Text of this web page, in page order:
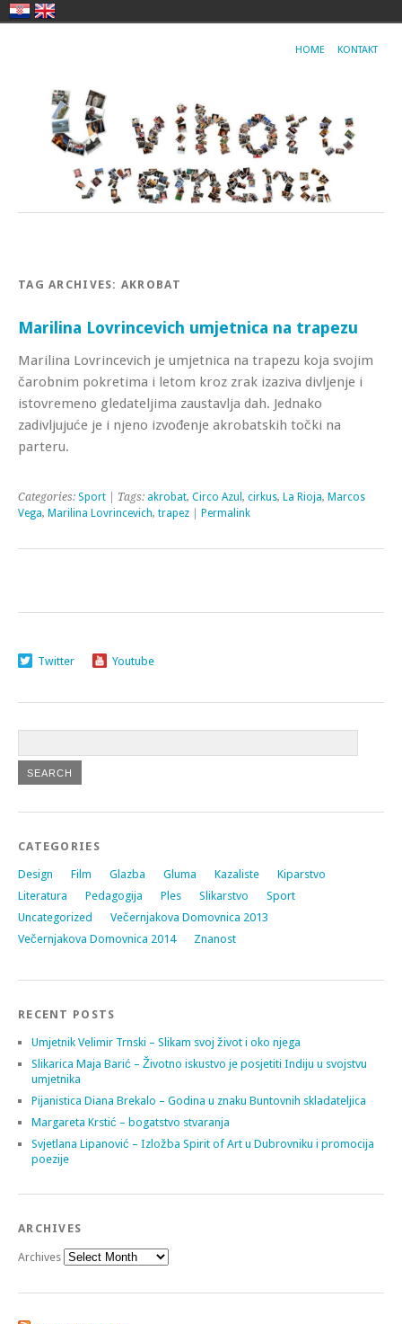
HOME KONTAKT
TAG ARCHIVES: AKROBAT
Marilina Lovrincevich umjetnica na trapezu
Marilina Lovrincevich je umjetnica na trapezu koja svojim
čarobnim pokretima i letom kroz zrak izaziva divljenje i
istovremeno gledateljima zaustavlja dah. Jednako
zadivljujuće je i njeno izvođenje akrobatskih točki na
parteru.
Categories: Sport | Tags: akrobat, Circo Azul , cirkus, La Rioja, Marcos
Vega, Marilina Lovrincevich, trapez Permalink
Twitter Youtube
CATEGORIES
Design Film Glazba Gluma Kazaliste
Kiparstvo
Literatura
Pedagogija Ples Slikarstvo
Sport
Uncategorized
Večernjakova Domovnica 2013
Večernjakova Domovnica 2014
Znanost
RECENT POSTS
Umjetnik Velimir Trnski – Slikam svoj život i oko njega
Slikarica Maja Barić – Životno iskustvo je posjetiti Indiju u svojstvu
umjetnika
Pijanistica Diana Brekalo – Godina u znaku Buntovnih skladateljica
Margareta Krstić – bogatstvo stvaranja
Svjetlana Lipanović – Izložba Spirit of Art u Dubrovniku i promocija
poezije
ARCHIVES
Archives